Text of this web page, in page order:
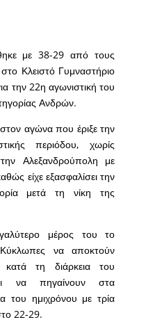
με 38-29 από τους
Κλειστό Γυμναστήριο
την 22η αγωνιστική του
Ανδρών.
αγώνα που έριξε την
περιόδου, χωρίς
Αλεξανδρούπολη με
είχε εξασφαλίσει την
μετά τη νίκη της
μέρος του το
να αποκτούν
τη διάρκεια του
να πηγαίνουν στα
του ημιχρόνου με τρία
22-29.